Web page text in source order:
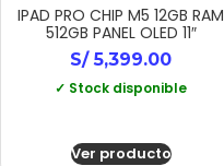
IPAD PRO CHIP M5 12GB RAM
512GB PANEL OLED 11″
S/5,399.00
✓ Stock disponible
Ver producto